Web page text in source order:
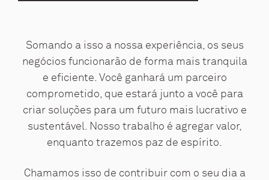
Somando a isso a nossa experiência, os seus
negócios funcionarão de forma mais tranquila
e eficiente. Você ganhará um parceiro
comprometido, que estará junto a você para
criar soluções para um futuro mais lucrativo e
sustentável. Nosso trabalho é agregar valor,
enquanto trazemos paz de espírito.
Chamamos isso de contribuir com o seu dia a